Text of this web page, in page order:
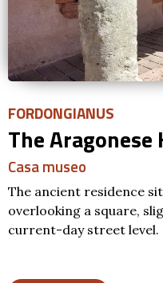
FORDONGIANUS
The Aragonese
Casa museo
The ancient residence
overlooking a square,
current-day street